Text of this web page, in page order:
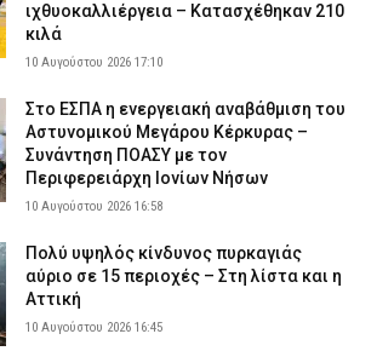
κατέσχεσαν πάνω από 10 κιλά κάνναβης
άτομα
2026 10:37
ιχθυοκαλλιέργεια – Κατασχέθηκαν 210
κιλά
10 Αυγούστου 2026 17:10
Στο ΕΣΠΑ η ενεργειακή αναβάθμιση του
Αστυνομικού Μεγάρου Κέρκυρας –
Συνάντηση ΠΟΑΣΥ με τον
Περιφερειάρχη Ιονίων Νήσων
10 Αυγούστου 2026 16:58
Πολύ υψηλός κίνδυνος πυρκαγιάς
αύριο σε 15 περιοχές – Στη λίστα και η
Αττική
10 Αυγούστου 2026 16:45